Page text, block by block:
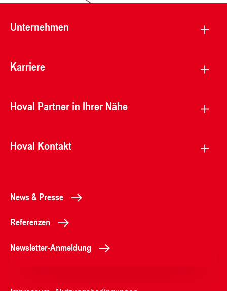
Unternehmen
Karriere
Hoval Partner in Ihrer Nähe
Hoval Kontakt
News & Presse
Referenzen
Newsletter-Anmeldung